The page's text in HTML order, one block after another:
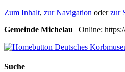
Zum Inhalt, zur Navigation oderzur
Gemeinde Michelau | Online:
Suche